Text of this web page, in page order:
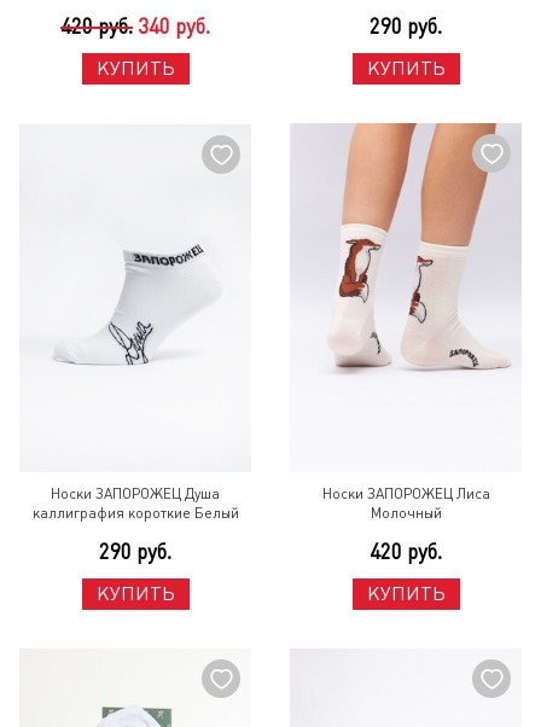
420 руб. 340 руб.
КУПИТЬ
290 руб.
КУПИТЬ
Носки ЗАПОРОЖЕЦ Душа
каллиграфия короткие Белый
290 руб.
КУПИТЬ
Носки ЗАПОРОЖЕЦ Лиса
Молочный
420 руб.
КУПИТЬ